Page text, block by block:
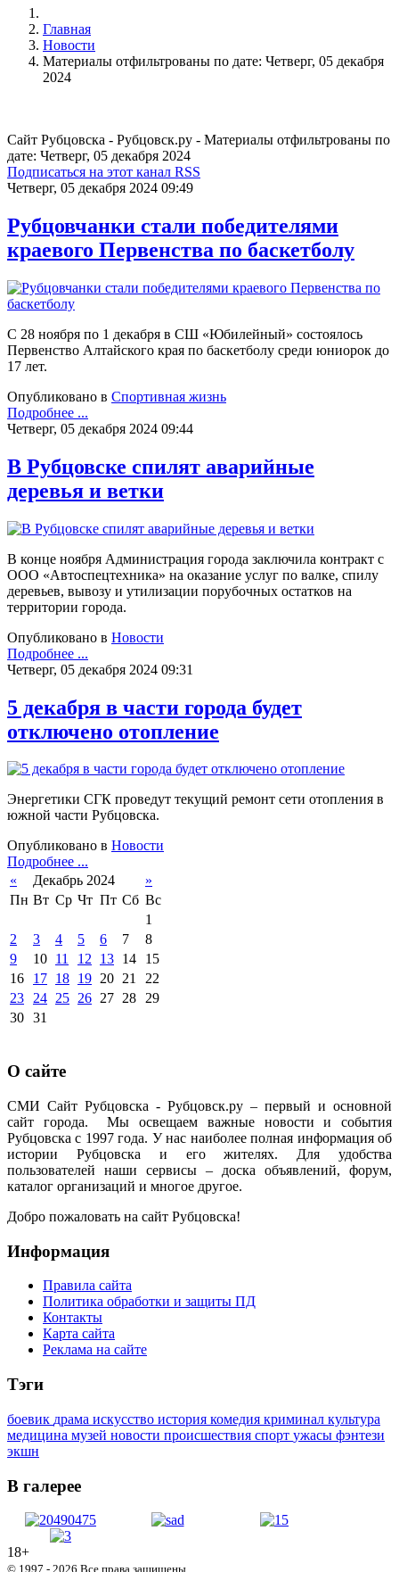
Главная
Новости
Материалы отфильтрованы по дате: Четверг, 05 декабря
2024
Сайт Рубцовска - Рубцовск.ру - Материалы отфильтрованы по
дате: Четверг, 05 декабря 2024
Подписаться на этот канал RSS
Четверг, 05 декабря 2024 09:49
Рубцовчанки стали победителями
краевого Первенства по баскетболу
С 28 ноября по 1 декабря в СШ «Юбилейный» состоялось
Первенство Алтайского края по баскетболу среди юниорок до
17 лет.
Опубликовано в Спортивная жизнь
Подробнее ...
Четверг, 05 декабря 2024 09:44
В Рубцовске спилят аварийные
деревья и ветки
В конце ноября Администрация города заключила контракт с
ООО «Автоспецтехника» на оказание услуг по валке, спилу
деревьев, вывозу и утилизации порубочных остатков на
территории города.
Опубликовано в Новости
Подробнее ...
Четверг, 05 декабря 2024 09:31
5 декабря в части города будет
отключено отопление
Энергетики СГК проведут текущий ремонт сети отопления в
южной части Рубцовска.
Опубликовано в Новости
Подробнее ...
«
Декабрь 2024
»
Пн Вт Ср Чт Пт Сб Вс
1
2
3 4 5 6 7
8
9
10 11 12 13 14
15
16
17 18 19 20 21
22
23 24 25 26 27 28 29
30 31
О сайте
СМИ Сайт Рубцовска - Рубцовск.ру – первый и основной
сайт города. Мы освещаем важные новости и события
Рубцовска с 1997 года. У нас наиболее полная информация об
истории Рубцовска и его жителях. Для удобства
пользователей наши сервисы – доска объявлений, форум,
каталог организаций и многое другое.
Добро пожаловать на сайт Рубцовска!
Информация
Правила сайта
Политика обработки и защиты ПД
Контакты
Карта сайта
Реклама на сайте
Тэги
боевик драма искусство история комедия криминал культура
медицина музей новости происшествия спорт ужасы фэнтези
экшн
В галерее
18+
© 1997 - 2026 Все права защищены.